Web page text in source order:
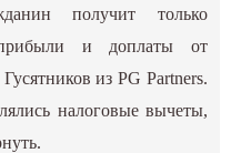
получит только
прибыли и доплаты от
из PG Partners.
налоговые вычеты,